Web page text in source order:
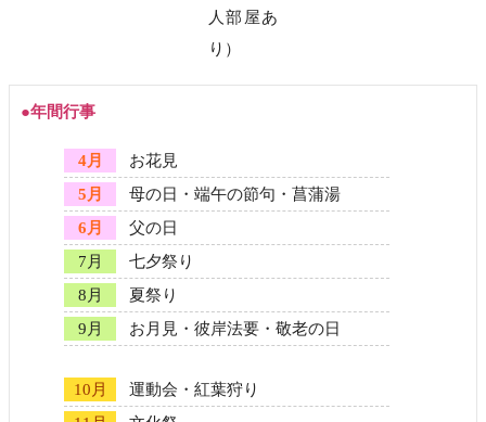
人部屋あ
り）
●年間行事
4月
お花見
5月
母の日・端午の節句・菖蒲湯
6月
父の日
7月
七夕祭り
8月
夏祭り
9月
お月見・彼岸法要・敬老の日
10月
運動会・紅葉狩り